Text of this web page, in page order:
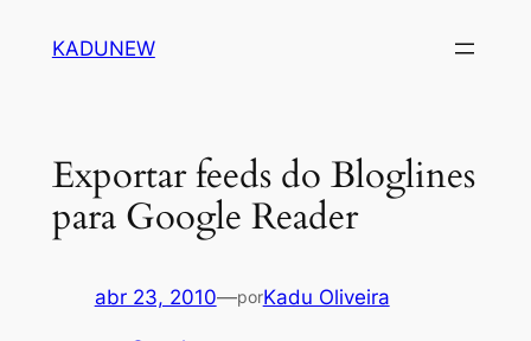
KADUNEW
Exportar feeds do Bloglines
para Google Reader
abr 23, 2010—porKadu Oliveira